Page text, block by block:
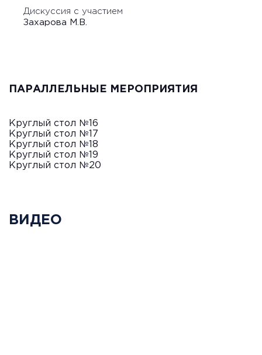
Дискуссия с участием
Захарова М.В.
ПАРАЛЛЕЛЬНЫЕ МЕРОПРИЯТИЯ
Круглый стол №16
Круглый стол №17
Круглый стол №18
Круглый стол №19
Круглый стол №20
ВИДЕО